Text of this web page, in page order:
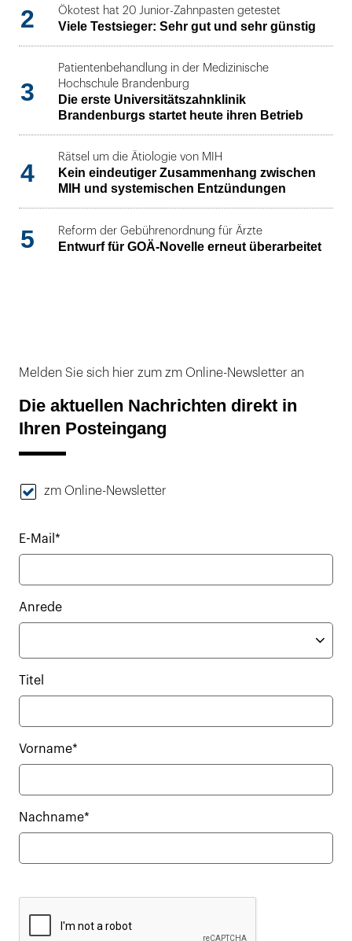
2 Ökotest hat 20 Junior-Zahnpasten getestet
Viele Testsieger: Sehr gut und sehr günstig
3
Patientenbehandlung in der Medizinische
Hochschule Brandenburg
Die erste Universitätszahnklinik
Brandenburgs startet heute ihren Betrieb
4
Rätsel um die Ätiologie von MIH
Kein eindeutiger Zusammenhang zwischen
MIH und systemischen Entzündungen
5 Reform der Gebührenordnung für Ärzte
Entwurf für GOÄ-Novelle erneut überarbeitet
Melden Sie sich hier zum zm Online-Newsletter an
Die aktuellen Nachrichten direkt in
Ihren Posteingang
zm Online-Newsletter
E-Mail*
Anrede
Titel
Vorname*
Nachname*